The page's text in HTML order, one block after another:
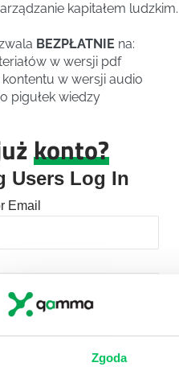
Zgoda
kapitałem ludzkim.
BEZPŁATNIE na:
w wersji pdf
w wersji audio
pigułek wiedzy
konto?
Users Log In
Email